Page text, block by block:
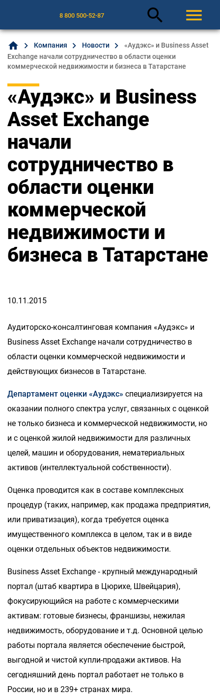
8 800 500-52-87 search menu
home Компания Новости
«Аудэкс» и Business Asset
Exchange начали сотрудничество в области оценки
коммерческой недвижимости и бизнеса в Татарстане
«Аудэкс» и Business
Asset Exchange
начали
сотрудничество в
области оценки
коммерческой
недвижимости и
бизнеса в Татарстане
10.11.2015
Аудиторско-консалтинговая компания «Аудэкс» и
Business Asset Exchange начали сотрудничество в
области оценки коммерческой недвижимости и
действующих бизнесов в Татарстане.
Департамент оценки «Аудэкс» специализируется на
оказании полного спектра услуг, связанных с оценкой
не только бизнеса и коммерческой недвижимости, но
и с оценкой жилой недвижимости для различных
целей, машин и оборудования, нематериальных
активов (интеллектуальной собственности).
Оценка проводится как в составе комплексных
процедур (таких, например, как продажа предприятия,
или приватизация), когда требуется оценка
имущественного комплекса в целом, так и в виде
оценки отдельных объектов недвижимости.
Business Asset Exchange ‑ крупный международный
портал (штаб квартира в Цюрихе, Швейцария),
фокусирующийся на работе с коммерческими
активам: готовые бизнесы, франшизы, нежилая
недвижимость, оборудование и т.д. Основной целью
работы портала является обеспечение быстрой,
выгодной и чистой купли-продажи активов. На
сегодняшний день портал работает не только в
России, но и в 239+ странах мира.